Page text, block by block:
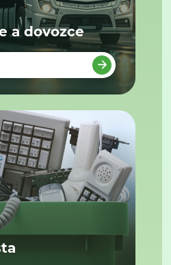
a dovozce